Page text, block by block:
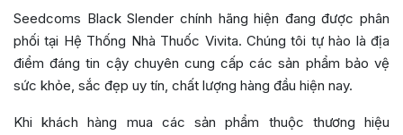
Seedcoms Black Slender chính hãng hiện đang được phân
phối tại Hệ Thống Nhà Thuốc Vivita. Chúng tôi tự hào là địa
điểm đáng tin cậy chuyên cung cấp các sản phẩm bảo vệ
sức khỏe, sắc đẹp uy tín, chất lượng hàng đầu hiện nay.
Khi khách hàng mua các sản phẩm thuộc thương hiệu